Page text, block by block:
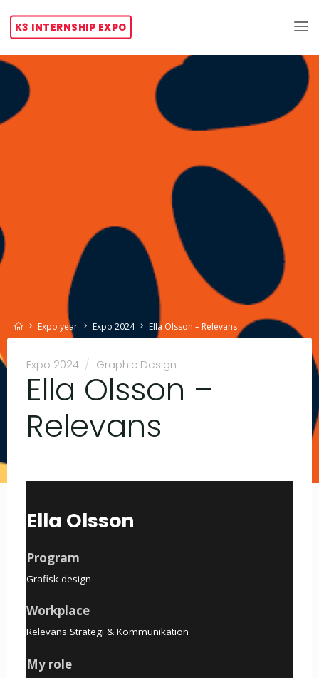
contentK3 INTERNSHIP EXPO
HomeExpo year Expo 2024 Ella Olsson – Relevans
Expo 2024 / Graphic Design
Ella Olsson –
Relevans
Ella Olsson
Program
Grafisk design
Workplace
Relevans Strategi & Kommunikation
My role